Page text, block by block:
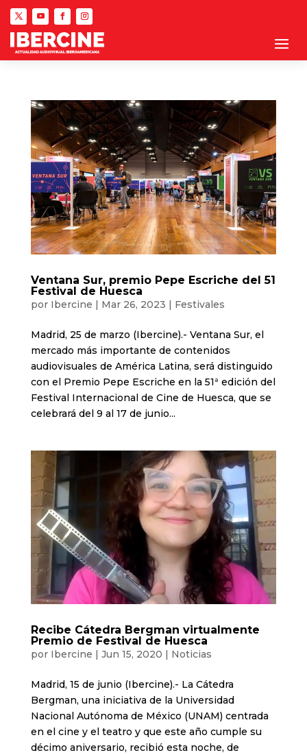
Ventana Sur, premio Pepe Escriche del 51
Festival de Huesca
por Ibercine | Mar 26, 2023 | Festivales
Madrid, 25 de marzo (Ibercine).- Ventana Sur, el
mercado más importante de contenidos
audiovisuales de América Latina, será distinguido
con el Premio Pepe Escriche en la 51ª edición del
Festival Internacional de Cine de Huesca, que se
celebrará del 9 al 17 de junio...
Recibe Cátedra Bergman virtualmente
Premio de Festival de Huesca
por Ibercine Jun 15, 2020 Noticias
Madrid, 15 de junio (Ibercine).- La Cátedra
Bergman, una iniciativa de la Universidad
Nacional Autónoma de México (UNAM) centrada
en el cine y el teatro y que este año cumple su
décimo aniversario, recibió esta noche, de